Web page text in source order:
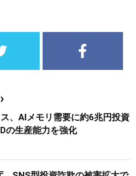
、AIメモリ需要に約6兆円投資
の生産能力を強化